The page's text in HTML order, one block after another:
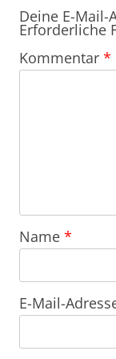
Deine E-
Erforderliche
Kommentar *
Name *
E-Mail-